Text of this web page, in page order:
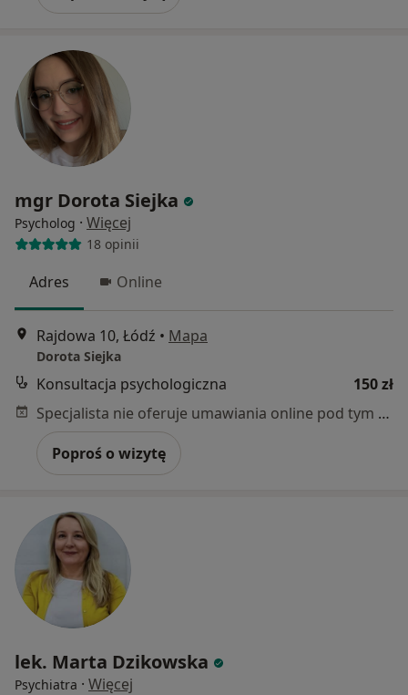
mgr Dorota Siejka
Psycholog · Więcej
18 opinii
Adres Online
Rajdowa 10, Łódź • Mapa
Dorota Siejka
Konsultacja psychologiczna
150 zł
Specjalista nie oferuje umawiania online pod tym adresem.
Poproś o wizytę
lek. Marta Dzikowska
Psychiatra · Więcej